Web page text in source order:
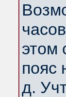
этом
пояс
д.